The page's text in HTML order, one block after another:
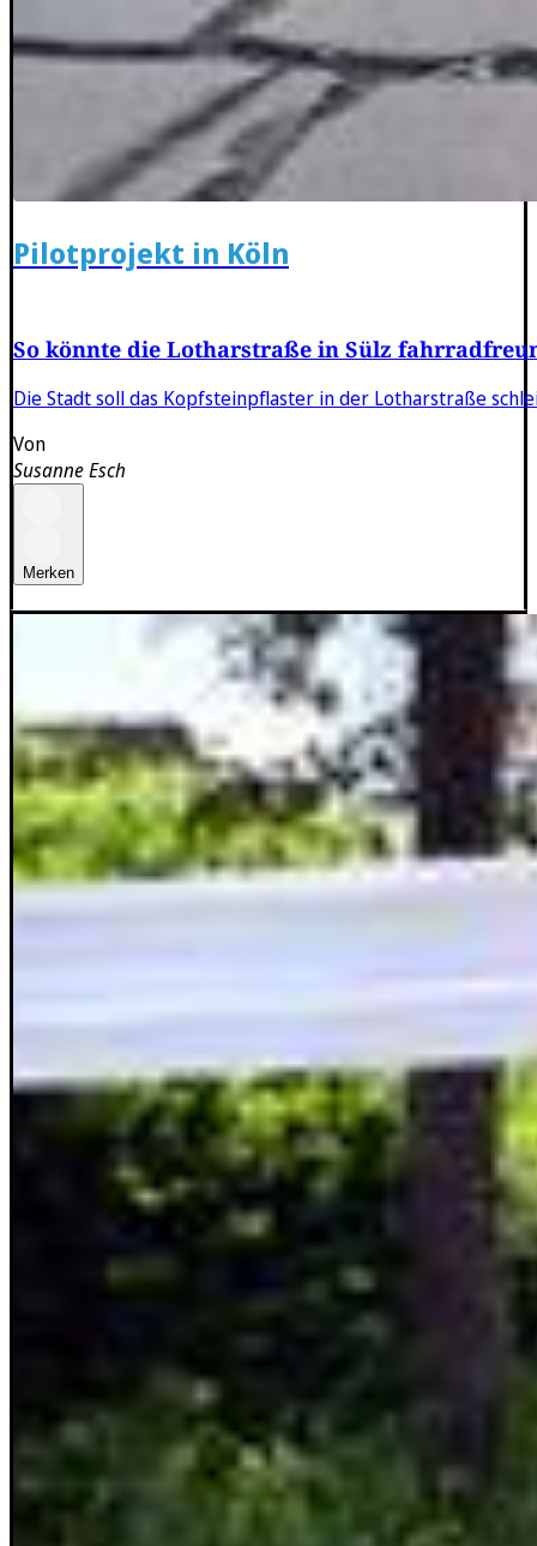
Pilotprojekt in Köln
So könnte die Lotharstraße in Sülz
Die Stadt soll das Kopfsteinpflaster in der Lotharstraße
Von
Susanne Esch
Merken